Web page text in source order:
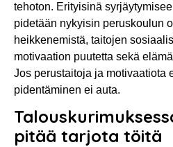
tehoton. Erityisinä
pidetään nykyisin peruskoulun
heikkenemistä, taitojen
motivaation puutetta sekä
Jos perustaitoja ja motivaatiota
pidentäminen ei auta.
pitää tarjota töitä